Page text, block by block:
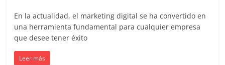
Magazine
de
Publicidad,
Mercadeo
En la actualidad, el marketing digital se ha convertido en
una herramienta fundamental para cualquier empresa
que desee tener éxito
Leer más